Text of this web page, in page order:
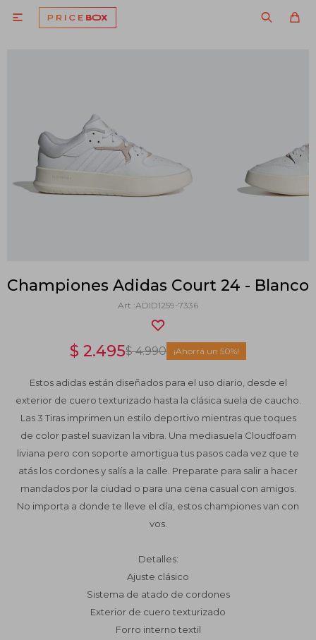

Championes Adidas Court 24 - Blanco
ADID1259-7336
$ 2.495$ 4.990 50
Estos adidas están diseñados para el uso diario, desde el
exterior de cuero texturizado hasta la clásica suela de caucho.
Las 3 Tiras imprimen un estilo deportivo mientras que toques
de color pastel suavizan la vibra. Una mediasuela Cloudfoam
liviana pero con soporte amortigua tus pasos cada vez que te
atás los cordones y salís a la calle. Preparate para salir a hacer
mandados por la ciudad o para una cena casual con amigos.
No importa a donde te lleve el día, estos championes van con
vos.
Detalles:
Ajuste clásico
Sistema de atado de cordones
Exterior de cuero texturizado
Forro interno textil